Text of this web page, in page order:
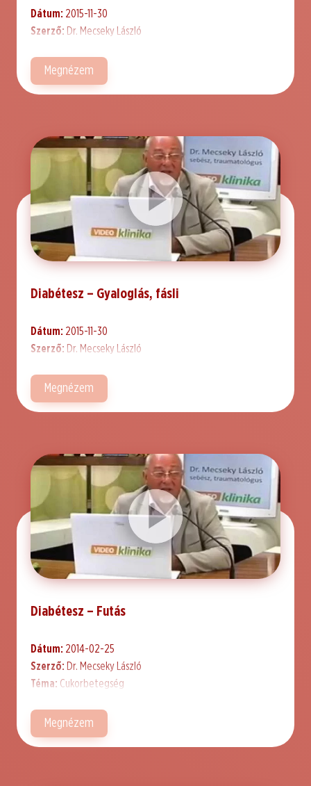
Dátum: 2015-11-30
Szerző: Dr. Mecseky László
Megnézem
Diabétesz – Gyaloglás, fásli
Dátum: 2015-11-30
Szerző: Dr. Mecseky László
Megnézem
Diabétesz – Futás
Dátum: 2014-02-25
Szerző: Dr. Mecseky László
Téma: Cukorbetegség
Megnézem